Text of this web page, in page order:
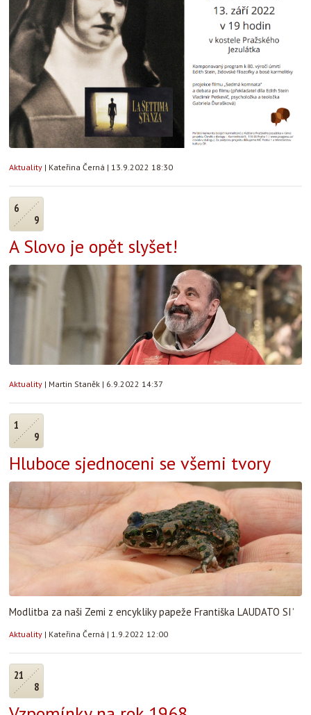
Aktuality | Kateřina Černá | 13.9.2022 18:30
6
9
A Slovo je opět slyšet!
Aktuality | Martin Staněk | 6.9.2022 14:37
1
9
Hluboce sjednoceni se všemi tvory
Modlitba za naši Zemi z encykliky papeže Františka LAUDATO SIʾ
Aktuality | Kateřina Černá | 1.9.2022 12:00
21
8